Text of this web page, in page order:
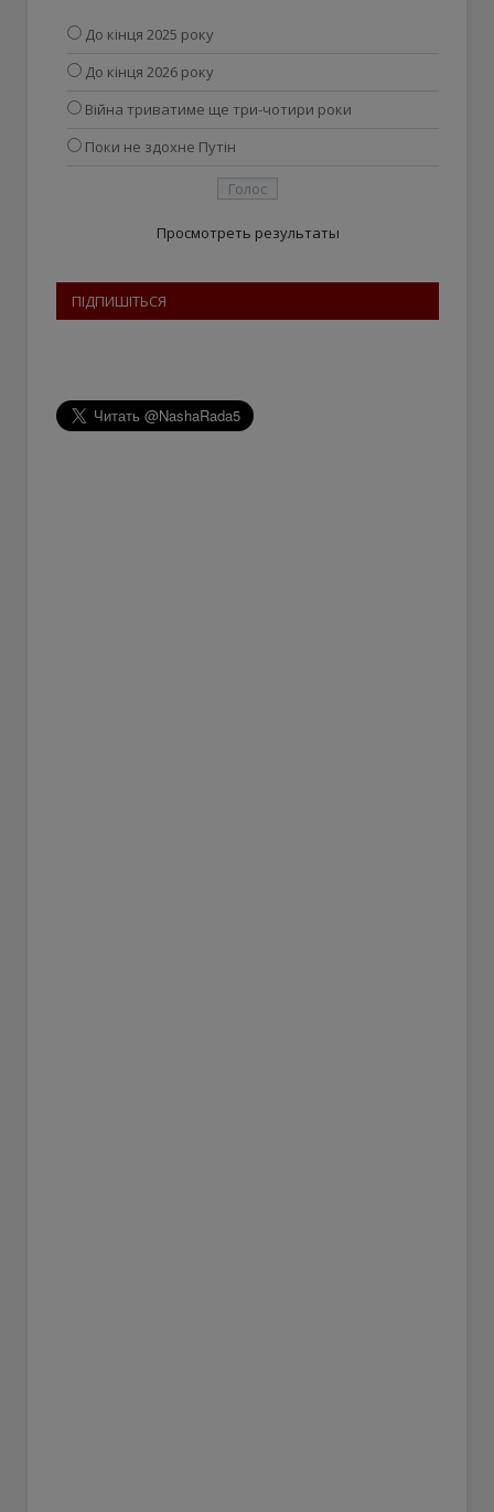
До кінця 2025 року
До кінця 2026 року
Війна триватиме ще три-чотири роки
Поки не здохне Путін
Просмотреть результаты
ПІДПИШІТЬСЯ